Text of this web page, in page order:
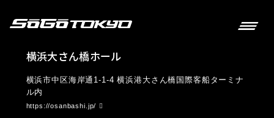
横浜大さん橋ホール
横浜市中区海岸通1-1-4 横浜港大さん橋国際客船ターミナ
ル内
https://osanbashi.jp/